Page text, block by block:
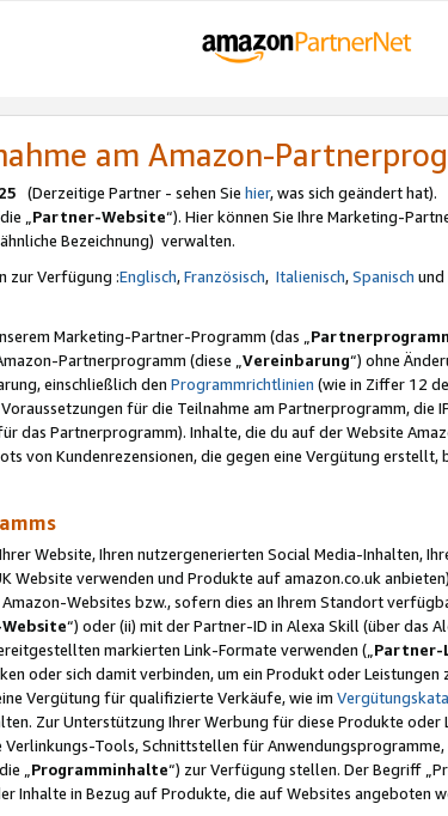
am Amazon-
(Derzeitige Partner - sehen Sie hier, was sich geändert hat).
„Partner-Website“). Hier können Sie Ihre Marketing-
Bezeichnung) verwalten.
zur Verfügung :Englisch,Französisch, Italienisch,Spanisch und
Marketing-Partner-Programm (das „
Partnerprogramm (diese „Vereinbarung“) ohne
einschließlich den Programmrichtlinien (wie in Ziffer 12
für die Teilnahme am Partnerprogramm,
das Partnerprogramm). Inhalte, die du auf der Website
von Kundenrezensionen, die gegen eine Vergütung
Website, Ihren nutzergenerierten Social Media-Inhalten,
Website verwenden und Produkte auf amazon.co.uk anbieten)
Websites bzw., sofern dies an Ihrem Standort
“) oder (ii) mit der Partner-ID in Alexa Skill (über das
markierten Link-Formate verwenden („ Partner-
oder sich damit verbinden, um ein Produkt oder
Vergütung für qualifizierte Verkäufe, wie im
Zur Unterstützung Ihrer Werbung für diese Produkte oder
Verlinkungs-Tools, Schnittstellen für
„ Programminhalte“) zur Verfügung stellen. Der Begriff
Inhalte in Bezug auf Produkte, die auf Websites angeboten